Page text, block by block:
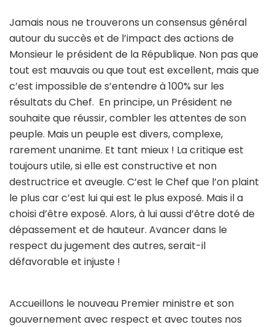
Jamais nous ne trouverons un consensus général
autour du succès et de l’impact des actions de
Monsieur le président de la République. Non pas que
tout est mauvais ou que tout est excellent, mais que
c’est impossible de s’entendre à 100% sur les
résultats du Chef. En principe, un Président ne
souhaite que réussir, combler les attentes de son
peuple. Mais un peuple est divers, complexe,
rarement unanime. Et tant mieux ! La critique est
toujours utile, si elle est constructive et non
destructrice et aveugle. C’est le Chef que l’on plaint
le plus car c’est lui qui est le plus exposé. Mais il a
choisi d’être exposé. Alors, à lui aussi d’être doté de
dépassement et de hauteur. Avancer dans le
respect du jugement des autres, serait-il
défavorable et injuste !
Accueillons le nouveau Premier ministre et son
gouvernement avec respect et avec toutes nos